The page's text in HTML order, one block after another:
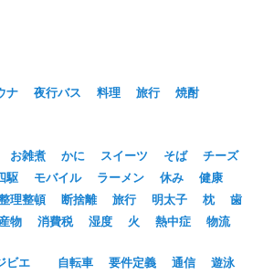
ナ 夜行バス 料理 旅行
焼酎
お雑煮 かに スイーツ そば
チーズ
駆 モバイル ラーメン 休み
健康
理整頓 断捨離 旅行 明太子 枕
歯
物 消費税 湿度 火 熱中症 物流
ビエ
自転車 要件定義 通信
遊泳